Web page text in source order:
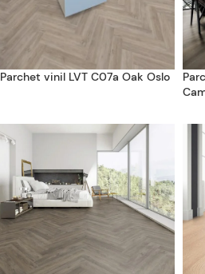
Parchet vinil LVT C07a Oak Oslo